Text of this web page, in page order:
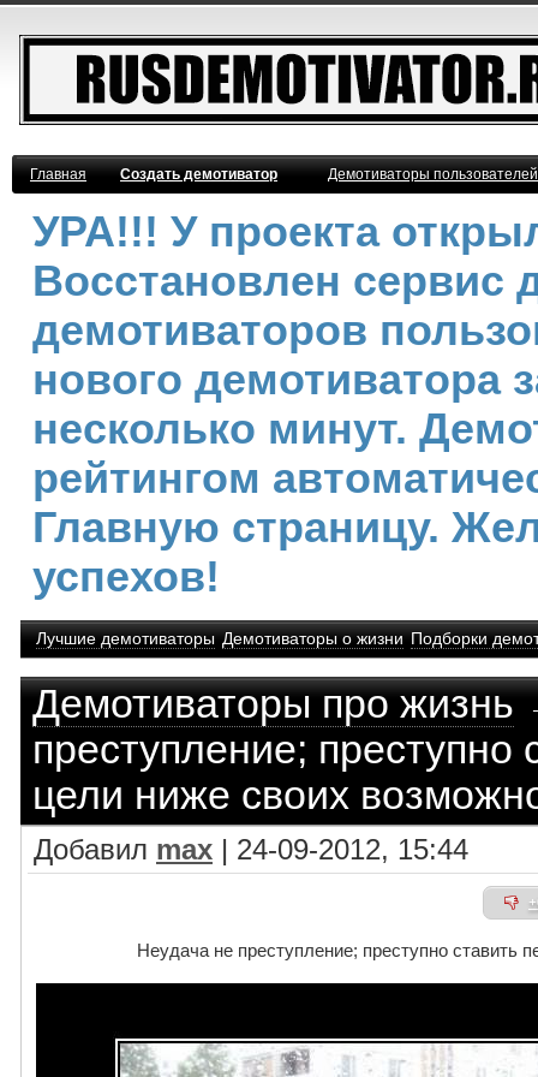
Главная Создать демотиватор Демотиваторы
УРА!!! У проекта
Восстановлен сервис
демотиваторов
нового демотиватора
несколько минут.
рейтингом
Главную страницу.
успехов!
Лучшие демотиваторы Демотиваторы о жизни Подборки
Демотиваторы про жизнь
преступление; преступно
цели ниже своих
Добавил max | 24-09-2012, 15:44
Неудача не преступление; преступно ставить